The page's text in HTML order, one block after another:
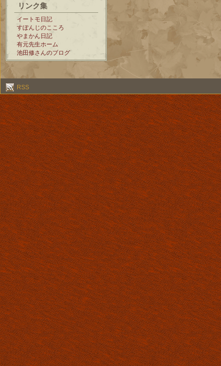
リンク集
イートモ日記
すぽんじのこころ
やまかん日記
有元先生ホーム
池田修さんのブログ
RSS